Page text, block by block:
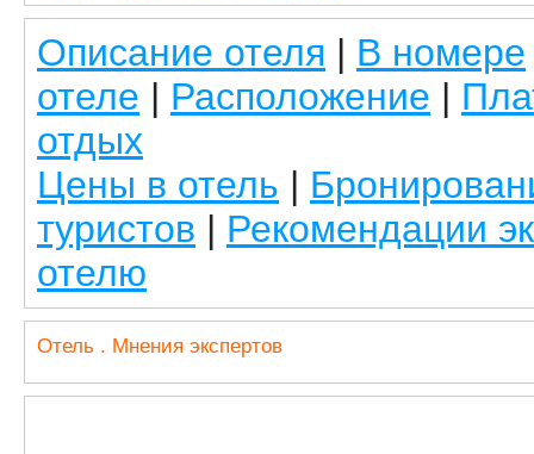
Описание отеля | В номере
отеле | Расположение |
отдых
Цены в отель |
туристов | Рекомендации
отелю
Отель . Мнения экспертов